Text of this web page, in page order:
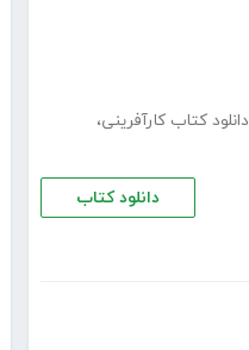
دانلود کتاب کارآفرینی،
دانلود کتاب